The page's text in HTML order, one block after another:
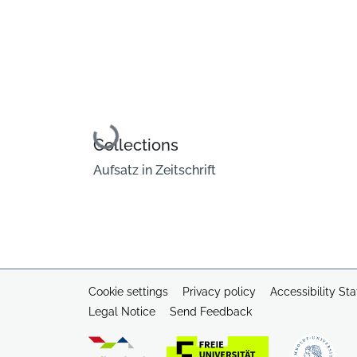
Loading...Collections
Aufsatz in Zeitschrift
Cookie settings Privacy policy
Accessibility
Legal Notice
Send Feedback